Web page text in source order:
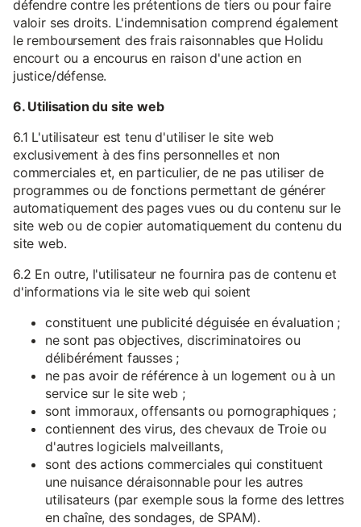
défendre contre les prétentions de tiers ou pour faire
valoir ses droits. L'indemnisation comprend également
le remboursement des frais raisonnables que Holidu
encourt ou a encourus en raison d'une action en
justice/défense.
6. Utilisation du site web
6.1 L'utilisateur est tenu d'utiliser le site web
exclusivement à des fins personnelles et non
commerciales et, en particulier, de ne pas utiliser de
programmes ou de fonctions permettant de générer
automatiquement des pages vues ou du contenu sur le
site web ou de copier automatiquement du contenu du
site web.
6.2 En outre, l'utilisateur ne fournira pas de contenu et
d'informations via le site web qui soient
constituent une publicité déguisée en évaluation ;
ne sont pas objectives, discriminatoires ou
délibérément fausses ;
ne pas avoir de référence à un logement ou à un
service sur le site web ;
sont immoraux, offensants ou pornographiques ;
contiennent des virus, des chevaux de Troie ou
d'autres logiciels malveillants,
sont des actions commerciales qui constituent
une nuisance déraisonnable pour les autres
utilisateurs (par exemple sous la forme des lettres
en chaîne, des sondages, de SPAM).